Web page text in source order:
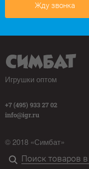
Жду звонка
Игрушки оптом
+7 (495) 933 27 02
info@igr.ru
© 2018 «Симбат»